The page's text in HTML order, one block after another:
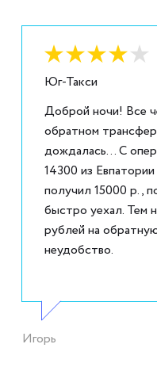
Юг-Такси
Доброй ночи! Все
обратном
дождалась... С
14300 из
получил 15000 р.,
быстро уехал. Тем
рублей на
неудобство.
Игорь